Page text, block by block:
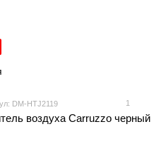
DM-HTJ2119 1
воздуха Carruzzo черный